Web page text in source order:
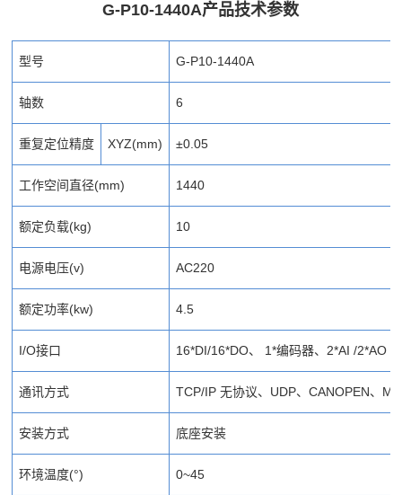
G-P10-1440A产品技术参数
型号 G-P10-1440A
轴数 6
重复定位精度 XYZ(mm) ±0.05
工作空间直径(mm) 1440
额定负载(kg) 10
电源电压(v) AC220
额定功率(kw) 4.5
I/O接口 16*DI/16*DO、 1*编码器、2*AI /2*AO
通讯方式 TCP/IP 无协议、UDP、CANOPEN、
安装方式 底座安装
环境温度(°) 0~45